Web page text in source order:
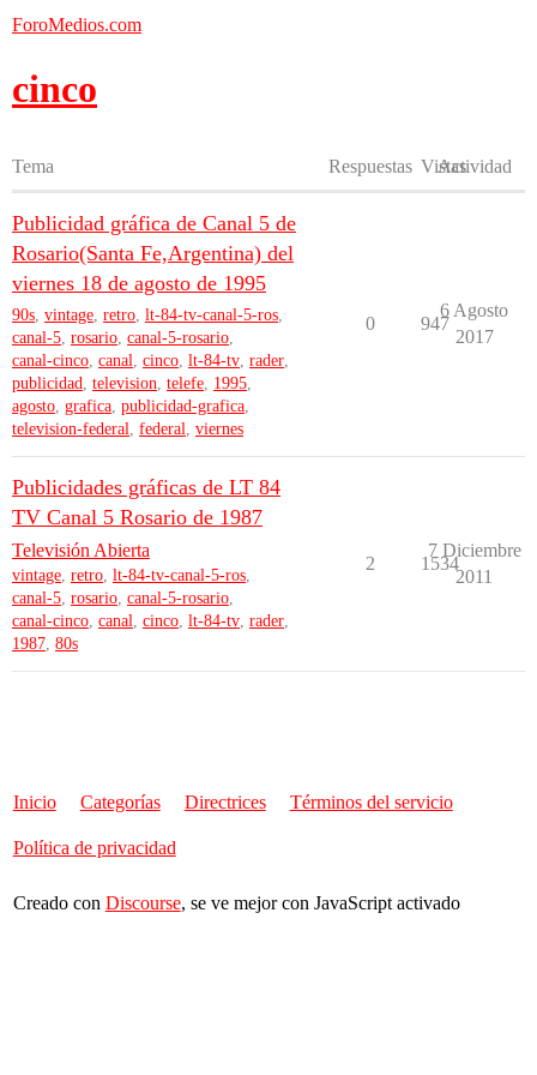
ForoMedios.com
cinco
Tema Respuestas Vistas
Actividad
Publicidad gráfica de Canal 5 de
Rosario(Santa Fe,Argentina) del
viernes 18 de agosto de 1995
90s, vintage, retro, lt-84-tv-canal-5-ros,
canal-5, rosario, canal-5-rosario,
canal-cinco, canal, cinco, lt-84-tv, rader,
publicidad, television, telefe, 1995,
agosto, grafica, publicidad-grafica,
television-federal, federal, viernes
0 947
6 Agosto
2017
Publicidades gráficas de LT 84
TV Canal 5 Rosario de 1987
Televisión Abierta
vintage, retro, lt-84-tv-canal-5-ros,
canal-5, rosario, canal-5-rosario,
canal-cinco, canal, cinco, lt-84-tv, rader,
1987, 80s
2 1534
7 Diciembre
2011
Inicio Categorías Directrices Términos del servicio
Política de privacidad
Creado con Discourse, se ve mejor con JavaScript activado